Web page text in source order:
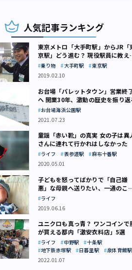
人気記事ランキング
東京メトロ「大手町駅」からJR「
京駅」どう進む？ 現役駅員に教え
もらいました
乗り物 大手町駅
東京駅
2019.02.10
お台場「パレットタウン」営業終
へ 開業30年、激動の歴史を振り返
お台場海浜公園駅
2021.07.23
童謡「赤い靴」の真実 女の子は異
さんに連れて行かれはしなかった
ライフ 表参道駅
麻布十番駅
2020.05.01
子どもを怒ってばかりで「自己嫌
悪」な母親へ送りたい、一通のこ
ろの処方箋
ライフ
2019.06.16
ユニクロも真っ青？ ワンコインで
が買える都内「激安衣料店」5選
ライフ 中野駅
十条駅
地下鉄赤塚駅
日暮里駅
泉体育館駅
2022.01.07